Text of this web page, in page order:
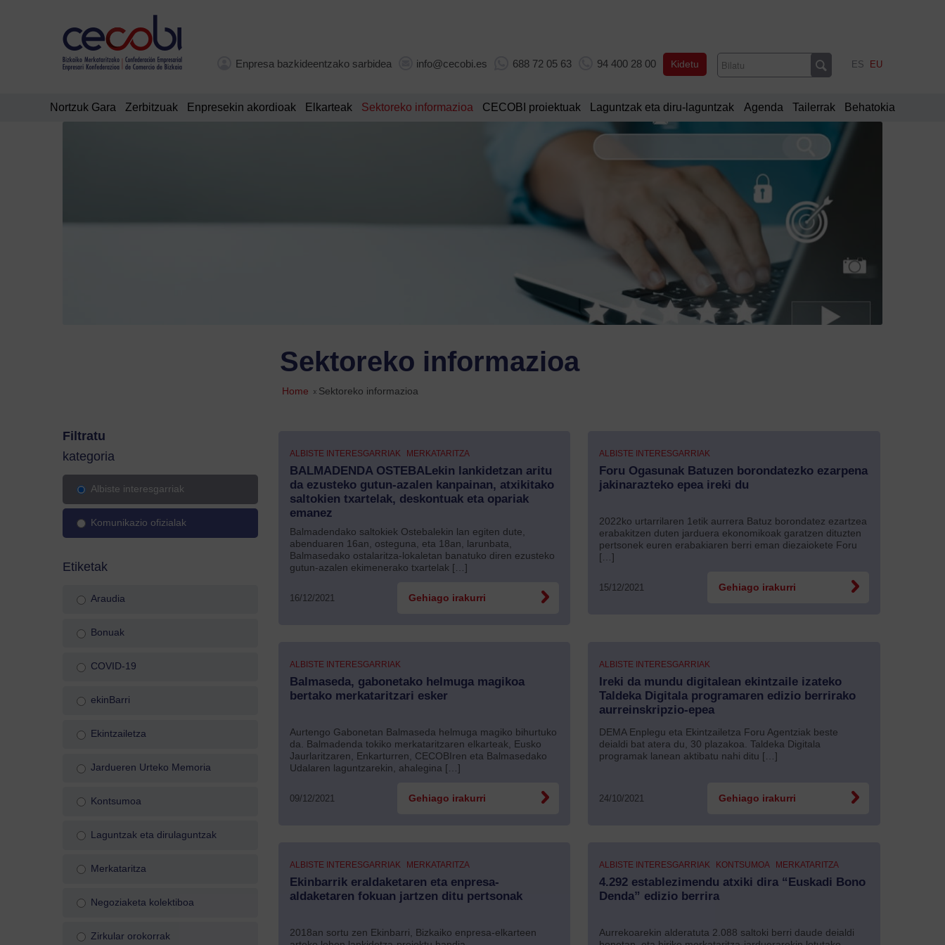
ES EU
Kidetu
94 400 28 00
688 72 05 63
info@cecobi.es
Enpresa bazkideentzako sarbidea
Nortzuk Gara Zerbitzuak Enpresekin akordioak Elkarteak Sektoreko informazioa CECOBI proiektuak Laguntzak eta diru-laguntzak Agenda Tailerrak Behatokia
Sektoreko informazioa
Home » Sektoreko informazioa
ALBISTE INTERESGARRIAK MERKATARITZA
BALMADENDA OSTEBALekin lankidetzan aritu
da ezusteko gutun-azalen kanpainan, atxikitako
saltokien txartelak, deskontuak eta opariak
emanez
Balmadendako saltokiek Ostebalekin lan egiten dute,
abenduaren 16an, osteguna, eta 18an, larunbata,
Balmasedako ostalaritza-lokaletan banatuko diren ezusteko
gutun-azalen ekimenerako txartelak […]
16/12/2021 Gehiago irakurri
ALBISTE INTERESGARRIAK
Foru Ogasunak Batuzen borondatezko ezarpena
jakinarazteko epea ireki du
2022ko urtarrilaren 1etik aurrera Batuz borondatez ezartzea
erabakitzen duten jarduera ekonomikoak garatzen dituzten
pertsonek euren erabakiaren berri eman diezaiokete Foru
[…]
15/12/2021 Gehiago irakurri
ALBISTE INTERESGARRIAK
Balmaseda, gabonetako helmuga magikoa
bertako merkataritzari esker
Aurtengo Gabonetan Balmaseda helmuga magiko bihurtuko
da. Balmadenda tokiko merkataritzaren elkarteak, Eusko
Jaurlaritzaren, Enkarturren, CECOBIren eta Balmasedako
Udalaren laguntzarekin, ahalegina […]
09/12/2021 Gehiago irakurri
ALBISTE INTERESGARRIAK
Ireki da mundu digitalean ekintzaile izateko
Taldeka Digitala programaren edizio berrirako
aurreinskripzio-epea
DEMA Enplegu eta Ekintzailetza Foru Agentziak beste
deialdi bat atera du, 30 plazakoa. Taldeka Digitala
programak lanean aktibatu nahi ditu […]
24/10/2021 Gehiago irakurri
ALBISTE INTERESGARRIAK MERKATARITZA
Ekinbarrik eraldaketaren eta enpresa-
aldaketaren fokuan jartzen ditu pertsonak
2018an sortu zen Ekinbarri, Bizkaiko enpresa-elkarteen
ALBISTE INTERESGARRIAK KONTSUMOA MERKATARITZA
4.292 establezimendu atxiki dira “Euskadi Bono
Denda” edizio berrira
Aurrekoarekin alderatuta 2.088 saltoki berri daude deialdi
Filtratu
kategoria
Albiste interesgarriak
Komunikazio ofizialak
Etiketak
Araudia
Bonuak
COVID-19
ekinBarri
Ekintzailetza
Jardueren Urteko Memoria
Kontsumoa
Laguntzak eta dirulaguntzak
Merkataritza
Negoziaketa kolektiboa
Zirkular orokorrak